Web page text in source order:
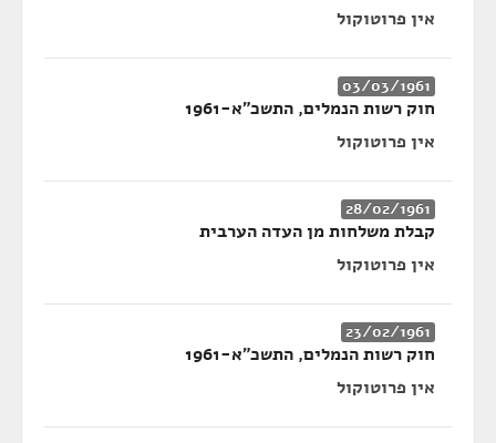
אין פרוטוקול
03/03/1961
חוק רשות הנמלים, התשכ"א-1961
אין פרוטוקול
28/02/1961
קבלת משלחות מן העדה הערבית
אין פרוטוקול
23/02/1961
חוק רשות הנמלים, התשכ"א-1961
אין פרוטוקול